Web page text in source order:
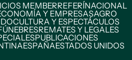
MEMBERREFERÍNACIONAL
Y EMPRESASAGRO
CULTURA Y ESPECTÁCULOS
REMATES Y LEGALES
PUBLICACIONES
ESPAÑAESTADOS UNIDOS